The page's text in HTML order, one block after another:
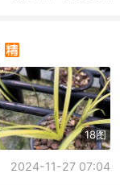
18图
2024-11-27 07:04